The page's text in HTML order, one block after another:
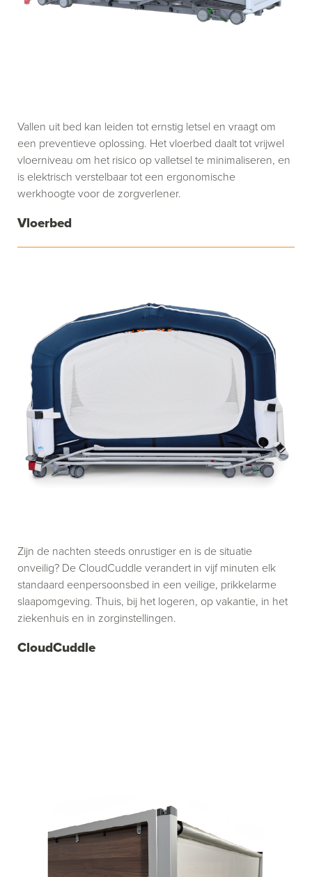
Vloerbed
Vallen uit bed kan leiden tot ernstig letsel en vraagt om
een preventieve oplossing. Het vloerbed daalt tot vrijwel
vloerniveau om het risico op valletsel te minimaliseren, en
is elektrisch verstelbaar tot een ergonomische
werkhoogte voor de zorgverlener.
CloudCuddle
Zijn de nachten steeds onrustiger en is de situatie
onveilig? De CloudCuddle verandert in vijf minuten elk
standaard eenpersoonsbed in een veilige, prikkelarme
slaapomgeving. Thuis, bij het logeren, op vakantie, in het
ziekenhuis en in zorginstellingen.